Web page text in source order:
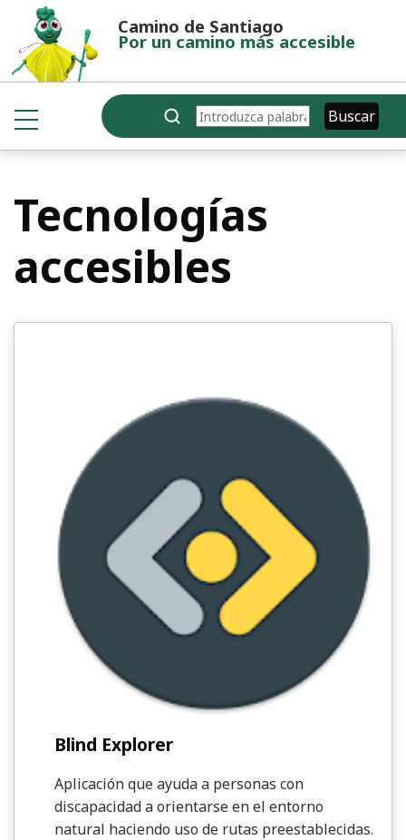
Pasar al contenido principal
Camino de Santiago
Por un camino más accesible
Buscar Buscar
Tecnologías
accesibles
Blind Explorer
Aplicación que ayuda a personas con
discapacidad a orientarse en el entorno
natural haciendo uso de rutas preestablecidas.